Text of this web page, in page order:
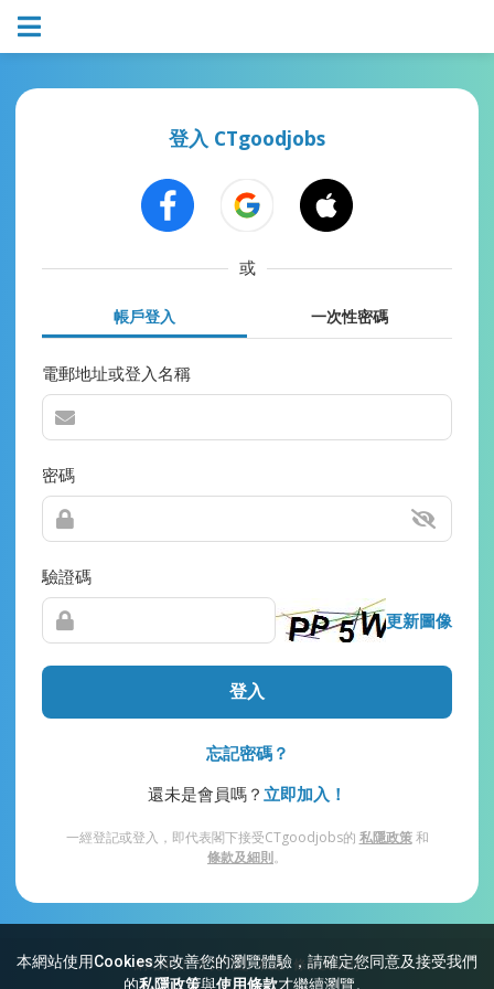
本網站使用Cookies來改善您的瀏覽體驗，請確定您同意及接受我們
的私隱政策與使用條款才繼續瀏覽。
登入 CTgoodjobs
或
帳戶登入 一次性密碼
電郵地址或登入名稱
密碼
驗證碼
更新圖像
登入
忘記密碼？
還未是會員嗎？ 立即加入！
一經登記或登入，即代表閣下接受CTgoodjobs的 私隱政策和
條款及細則。
網站索引 常見問題 私隱 條款及細則